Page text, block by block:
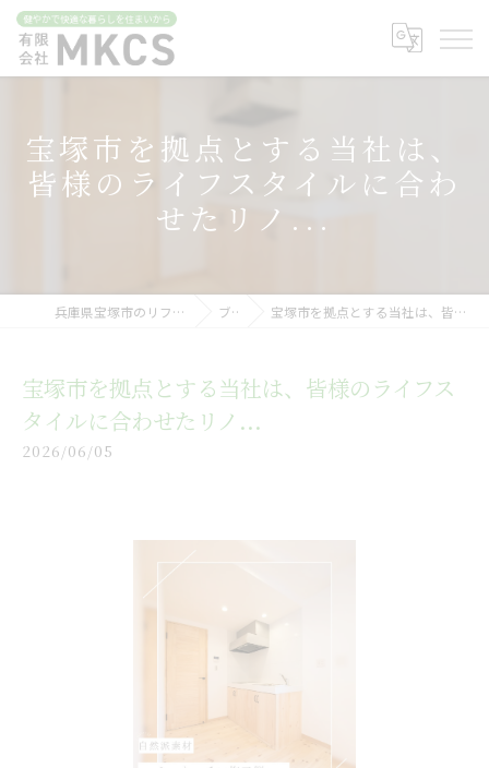
宝塚市を拠点とする当社は、
皆様のライフスタイルに合わ
せたリノ...
兵庫県宝塚市のリフォームなら有限会社MKCS ブログ 宝塚市を拠点とする当社は、皆様のライフスタイルに合わせたリノ...
宝塚市を拠点とする当社は、皆様のライフス
タイルに合わせたリノ...
2026/06/05